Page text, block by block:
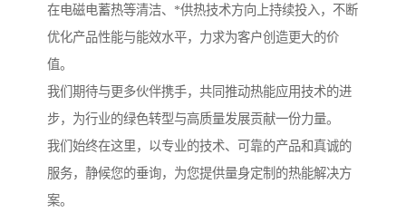
在电磁电蓄热等清洁、*供热技术方向上持续投入，不断
优化产品性能与能效水平，力求为客户创造更大的价
值。
我们期待与更多伙伴携手，共同推动热能应用技术的进
步，为行业的绿色转型与高质量发展贡献一份力量。
我们始终在这里，以专业的技术、可靠的产品和真诚的
服务，静候您的垂询，为您提供量身定制的热能解决方
案。